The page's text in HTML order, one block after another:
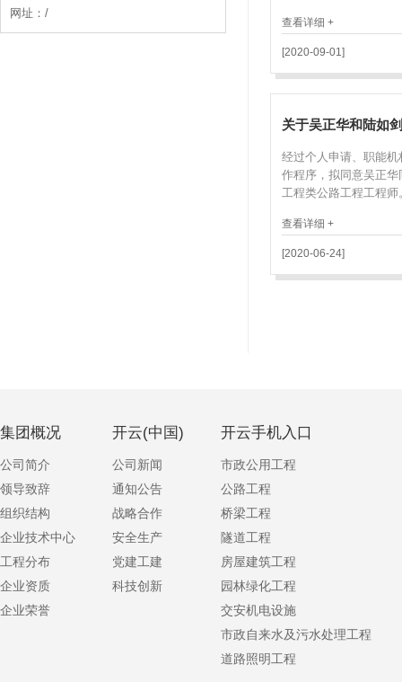
网址：/
查看详细 +
[2020-09-01]
关于吴正华和陆如
经过个人申请、职能
作程序，拟同意吴正
工程类公路工程工程师
查看详细 +
[2020-06-24]
集团概况
公司简介
领导致辞
组织结构
企业技术中心
工程分布
企业资质
企业荣誉
开云(中国)
公司新闻
通知公告
战略合作
安全生产
党建工建
科技创新
开云手机入口
市政公用工程
公路工程
桥梁工程
隧道工程
房屋建筑工程
园林绿化工程
交安机电设施
市政自来水及污水处理工程
道路照明工程